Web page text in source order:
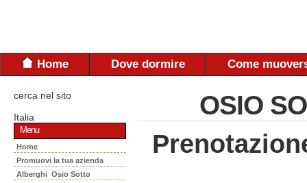
Home Dove dormire Come
cerca nel sito
Italia
Menu
Home
Promuovi la tua azienda
Alberghi Osio Sotto
OSIO